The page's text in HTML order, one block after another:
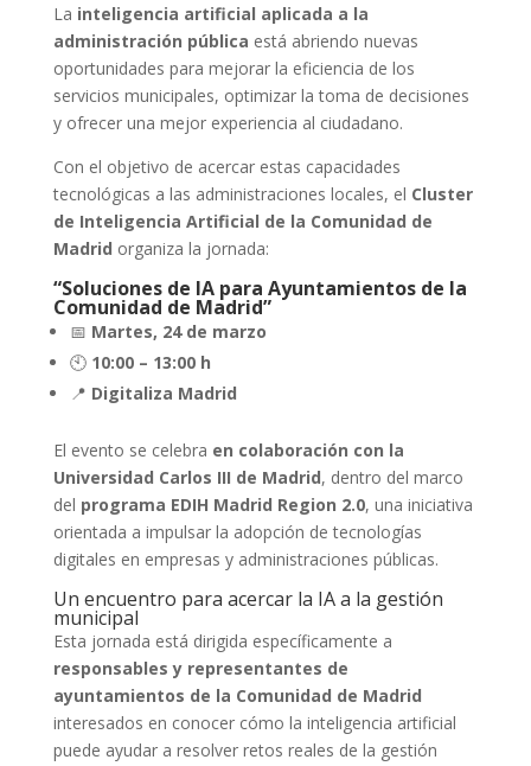
La inteligencia artificial aplicada a la
administración pública está abriendo nuevas
oportunidades para mejorar la eficiencia de los
servicios municipales, optimizar la toma de decisiones
y ofrecer una mejor experiencia al ciudadano.
Con el objetivo de acercar estas capacidades
tecnológicas a las administraciones locales, el Cluster
de Inteligencia Artificial de la Comunidad de
Madrid organiza la jornada:
“Soluciones de IA para Ayuntamientos de la
Comunidad de Madrid”
📅 Martes, 24 de marzo
🕙 10:00 – 13:00 h
📍 Digitaliza Madrid
El evento se celebra en colaboración con la
Universidad Carlos III de Madrid, dentro del marco
del programa EDIH Madrid Region 2.0, una iniciativa
orientada a impulsar la adopción de tecnologías
digitales en empresas y administraciones públicas.
Un encuentro para acercar la IA a la gestión
municipal
Esta jornada está dirigida específicamente a
responsables y representantes de
ayuntamientos de la Comunidad de Madrid
interesados en conocer cómo la inteligencia artificial
puede ayudar a resolver retos reales de la gestión